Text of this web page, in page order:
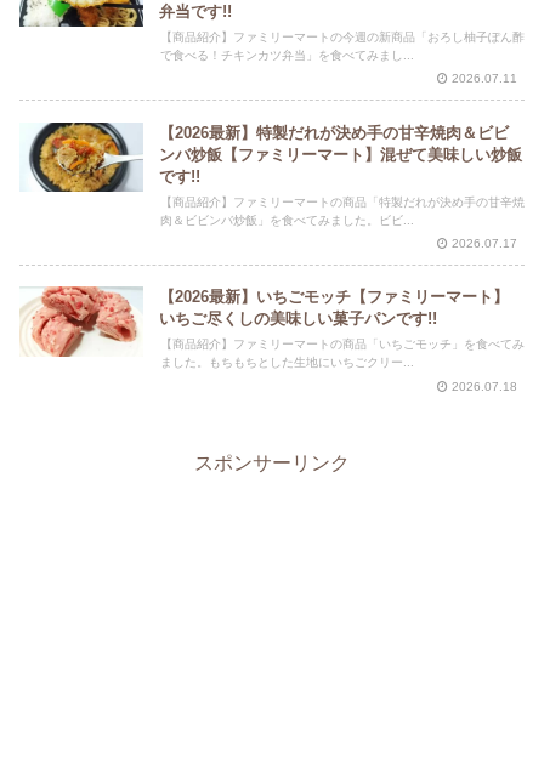
弁当です!!
【商品紹介】ファミリーマートの今週の新商品「おろし柚子ぽん酢
で食べる！チキンカツ弁当」を食べてみまし...
2026.07.11
【2026最新】特製だれが決め手の甘辛焼肉＆ビビ
ンバ炒飯【ファミリーマート】混ぜて美味しい炒飯
です!!
【商品紹介】ファミリーマートの商品「特製だれが決め手の甘辛焼
肉＆ビビンバ炒飯」を食べてみました。ビビ...
2026.07.17
【2026最新】いちごモッチ【ファミリーマート】
いちご尽くしの美味しい菓子パンです!!
【商品紹介】ファミリーマートの商品「いちごモッチ」を食べてみ
ました。もちもちとした生地にいちごクリー...
2026.07.18
スポンサーリンク